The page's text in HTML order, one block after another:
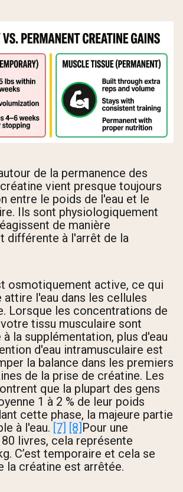
de la permanence des
vient presque toujours
entre le poids de l'eau et le
Ils sont physiologiquement
de manière
différente à l'arrêt de la
osmotiquement active, ce qui
attire l'eau dans les cellules
Lorsque les concentrations de
tissu musculaire sont
la supplémentation, plus d'eau
d'eau intramusculaire est
la balance dans les premiers
de la prise de créatine. Les
que la plupart des gens
1 à 2 % de leur poids
cette phase, la majeure partie
à l'eau. [7] [8] Pour une
livres, cela représente
C’est temporaire et cela se
la créatine est arrêtée.